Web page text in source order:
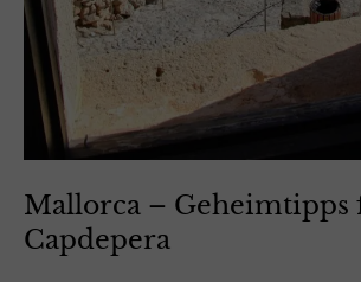
Mallorca – Geheimtipps
Capdepera